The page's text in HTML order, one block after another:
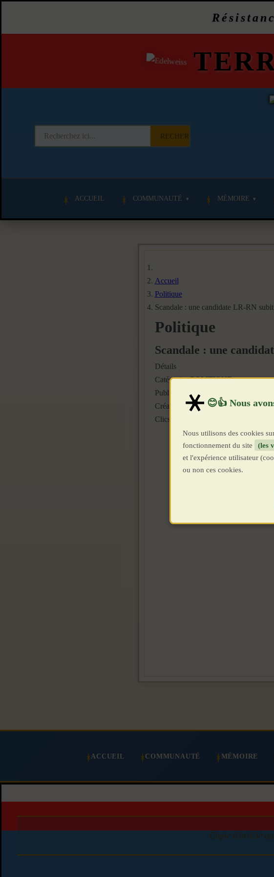
ACCUEIL COMMUNAUTÉ MÉMOIRE
Accueil
Politique
Scandale : une candidate LR-RN
Politique
Scandale : une
Détails
Catégorie :POLITIQUE
Publié le : 4 Juillet 2024
Création : 4 Juillet 2024
Clics : 1884
ACCUEIL COMMUNAUTÉ MÉMOIRE
Copie d'article
Nous utilisons des cookies
fonctionnement du site
(les
et l'expérience utilisateur
ou non ces cookies.